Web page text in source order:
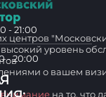
- 21:00
- 20:00
центров
уровень
о вашем
внимание на то, что